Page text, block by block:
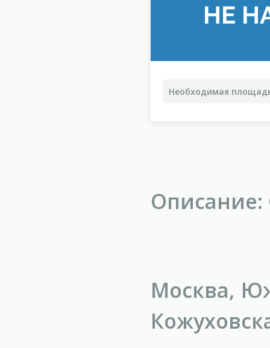
НЕ
Описание:
Москва,